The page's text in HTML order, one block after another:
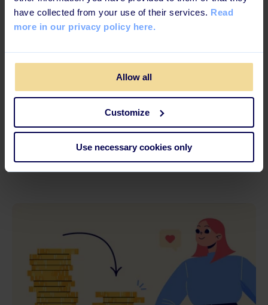
have collected from your use of their services. Read
more in our privacy policy here.
Allow all
Customize
Use necessary cookies only
Skapa personalutbildning snabbare med
AI: Så gör du